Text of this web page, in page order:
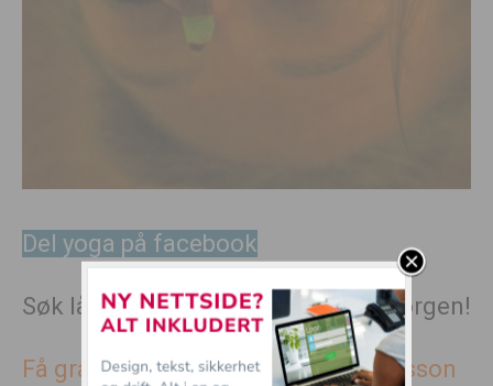
Del yoga på facebook
Søk lån idag – Penger på konto imorgen!
Få gratispenger å spille for hos Betsson